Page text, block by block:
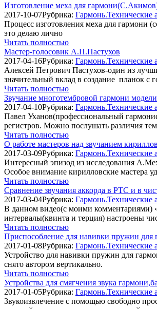
Изготовление меха для
2017-10-07Рубрика: Гармонь.Технические
Процесс изготовления меха для гармони
это делаю лично
Читать полностью
Мастер-голосовик А.П.Пастухов
2017-04-16Рубрика: Гармонь.Технические
Алексей Петрович Пастухов-один из
значительный вклад в создание планок с
Читать полностью
Звучание многотембровой гармони
2017-04-10Рубрика: Гармонь.Технические
Павел Уханов(профессиональный
регистров. Можно послушать различия
Читать полностью
О работе мастеров над звучанием
2017-03-09Рубрика: Гармонь.Технические
Интересный эпизод из исследования
Особое внимание кирилловские мастера
Читать полностью
Сравнение звучания аккорда в РТС и в
2017-03-04Рубрика: Гармонь.Технические
В данном видео(с моими комментариями)
интервалы(квинта и терция) настроены
Читать полностью
Приспособление для навивки пружин для
2017-01-08Рубрика: Гармонь.Технические
Устройство для навивки пружин для
снято автором вертикально.
Читать полностью
Устройства для смягчения звука
2017-01-05Рубрика: Гармонь.Технические
Звукоизвлечение с помощью свободно